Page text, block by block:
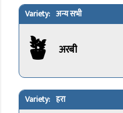
अन्य सभी
🪴 अरबी
हरा